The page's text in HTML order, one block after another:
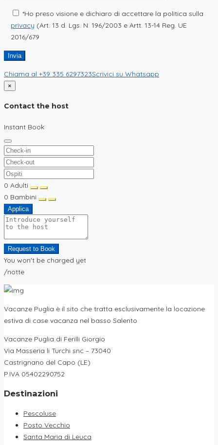
*Ho preso visione e dichiaro di accettare la politica sulla
privacy (Art. 13 d. Lgs. N. 196/2003 e Artt. 13-14 Reg. UE
2016/679
Chiama al +39 335 6297323Scrivici su Whatsapp
×
Contact the host
Instant Book
0 Adulti
0 Bambini
Applica
Request to Book
You won't be charged yet
/notte
Vacanze Puglia è il sito che tratta esclusivamente la locazione
estiva di case vacanza nel basso Salento
Vacanze Puglia di Ferilli Giorgio
Via Masseria li Turchi snc – 73040
Castrignano del Capo (LE)
P.IVA 05402290752
Destinazioni
Pescoluse
Posto Vecchio
Santa Maria di Leuca